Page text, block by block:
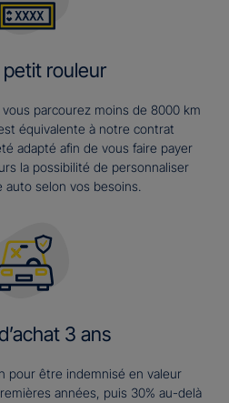
petit rouleur
parcourez moins de 8000 km
équivalente à notre contrat
adapté afin de vous faire payer
la possibilité de personnaliser
auto selon vos besoins.
3 ans​
pour être indemnisé en valeur
années, puis 30% au-delà